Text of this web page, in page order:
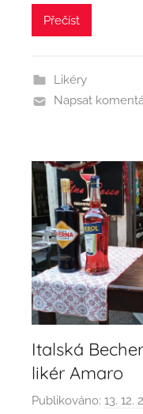
Přečíst
Likéry
Napsat
Italská
likér Amaro
Publikováno: 13. 12.